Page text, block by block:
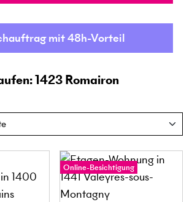
mit 48h-Vorteil
1423 Romairon
Online-Besichtigung